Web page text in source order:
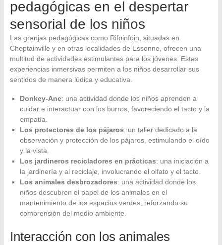
pedagógicas en el despertar
sensorial de los niños
Las granjas pedagógicas como Rifoinfoin, situadas en
Cheptainville y en otras localidades de Essonne, ofrecen una
multitud de actividades estimulantes para los jóvenes. Estas
experiencias inmersivas permiten a los niños desarrollar sus
sentidos de manera lúdica y educativa.
Donkey-Ane: una actividad donde los niños aprenden a
cuidar e interactuar con los burros, favoreciendo el tacto y la
empatía.
Los protectores de los pájaros: un taller dedicado a la
observación y protección de los pájaros, estimulando el oído
y la vista.
Los jardineros recicladores en prácticas: una iniciación a
la jardinería y al reciclaje, involucrando el olfato y el tacto.
Los animales desbrozadores: una actividad donde los
niños descubren el papel de los animales en el
mantenimiento de los espacios verdes, reforzando su
comprensión del medio ambiente.
Interacción con los animales